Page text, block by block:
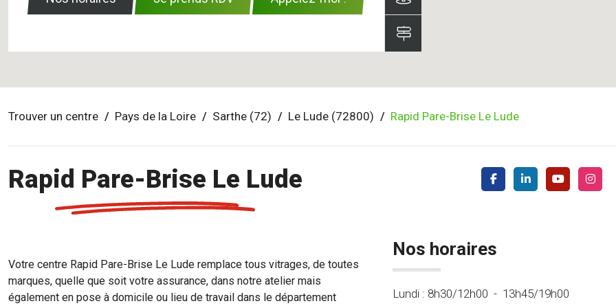
Trouver un centre Pays de la Loire Sarthe (72) Le Lude (72800) Rapid Pare-Brise Le Lude
Rapid Pare-Brise Le Lude
Votre centre Rapid Pare-Brise Le Lude remplace tous vitrages, de toutes
marques, quelle que soit votre assurance, dans notre atelier mais
également en pose à domicile ou lieu de travail dans le département
Nos horaires
Lundi : 8h30/12h00 - 13h45/19h00